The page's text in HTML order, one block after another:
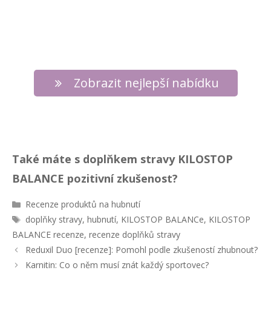
Zobrazit nejlepší nabídku
Také máte s doplňkem stravy KILOSTOP
BALANCE pozitivní zkušenost?
R
u
r
i
k
Recenze produktů na hubnutí
Š
t
k
doplňky stravy,hubnutí, KILOSTOP BALANCe, KILOSTOP
BALANCE recenze, recenze doplňků stravy
N
a
Reduxil Duo [recenze]: Pomohl podle zkušeností zhubnout?
Karnitin: Co o něm musí znát každý sportovec?